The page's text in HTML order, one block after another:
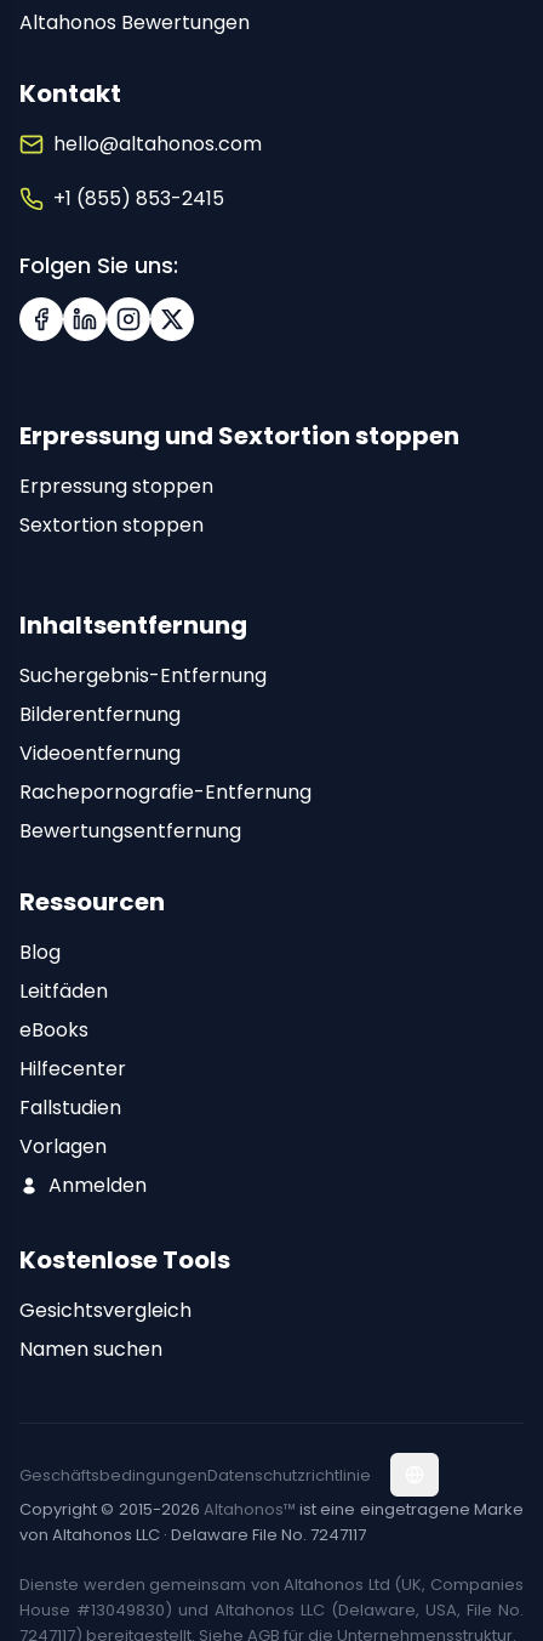
Altahonos Bewertungen
Kontakt
hello@altahonos.com
+1 (855) 853-2415
Folgen Sie uns:
Facebook
LinkedInInstagramX (Twitter)
Erpressung und Sextortion stoppen
Erpressung stoppen
Sextortion stoppen
Inhaltsentfernung
Suchergebnis-Entfernung
Bilderentfernung
Videoentfernung
Rachepornografie-Entfernung
Bewertungsentfernung
Ressourcen
Blog
Leitfäden
eBooks
Hilfecenter
Fallstudien
Vorlagen
Anmelden
Kostenlose Tools
Gesichtsvergleich
Namen suchen
Copyright © 2015-2026 Altahonos™ ist eine eingetragene Marke
von Altahonos LLC · Delaware File No. 7247117
GeschäftsbedingungenDatenschutzrichtlinie
Dienste werden gemeinsam von Altahonos Ltd (UK, Companies
House #13049830) und Altahonos LLC (Delaware, USA, File No.
7247117) bereitgestellt. Siehe AGB für die Unternehmensstruktur.